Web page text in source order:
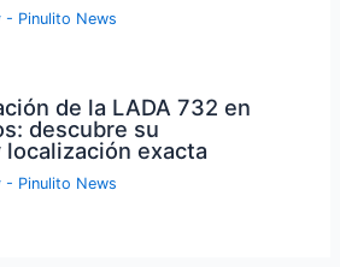
- Pinulito News
de la LADA 732 en
descubre su
exacta
- Pinulito News